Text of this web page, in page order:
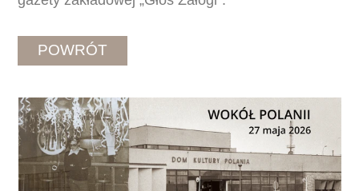
POWRÓT